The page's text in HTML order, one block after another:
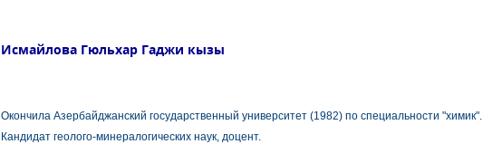
Исмайлова Гюльхар Гаджи кызы
Окончила Азербайджанский государственный университет (1982) по специальности "химик".
Кандидат геолого-минералогических наук, доцент.